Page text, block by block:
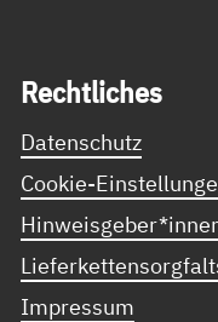
Recht­li­ches
Datenschutz
Cookie-
Impressum